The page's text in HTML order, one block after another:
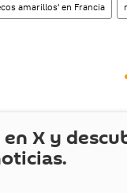
amarillos' en Francia
X y